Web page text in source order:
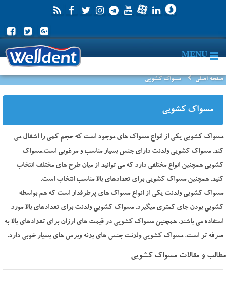
MENU
صفحه اصلی مسواک کشویی
مسواک کشویی
مسواک کشویی یکی از انواع مسواک های موجود است که حجم کمی را اشغال می
کند. مسواک کشویی ولدنت دارای جنس بسیار مناسب و مرغوبی است.مسواک
کشویی همچنین انواع مختلفی دارد که می توانید از میان طرح های مختلف انتخاب
کنید. همچنین مسواک کشویی برای تعدادهای بالا مناسب انتخاب است.
مسواک کشویی ولدنت یکی از انواع مسواک های پرطرفدار است که هم بواسطه
کشویی بودن جای کمتری میگیرد. مسواک کشویی ولدنت برای تعدادهای بالا مورد
استفاده می باشند. همچنین مسواک کشویی در قیمت های ارزان برای تعدادهای بالا به
صرفه تر است. مسواک کشویی ولدنت جنس های بدنه وبرس های بسیار خوبی دارد.
مطالب و مقالات مسواک کشویی